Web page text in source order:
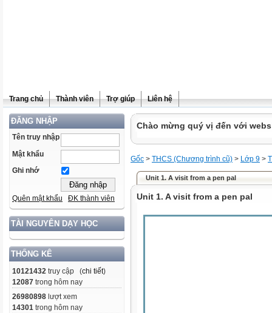
Trang chủ Thành viên Trợ giúp Liên hệ
ĐĂNG NHẬP
Tên truy nhập
Mật khẩu
Ghi nhớ
Quên mật khẩu ĐK thành viên
TÀI NGUYÊN DẠY HỌC
THỐNG KÊ
10121432 truy cập (chi tiết)
12087 trong hôm nay
26980898 lượt xem
14301 trong hôm nay
Chào mừng quý vị đến với
Gốc > THCS (Chương trình cũ) > Lớp 9 >
Unit 1. A visit from a pen pal
Unit 1. A visit from a pen pal